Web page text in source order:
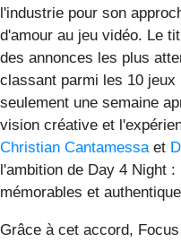
l'industrie pour son
d'amour au jeu vidéo. Le
des annonces les plus
classant parmi les 10
seulement une semaine
vision créative et
Christian Cantamessa et
l'ambition de Day 4 Night
mémorables et
Grâce à cet accord,